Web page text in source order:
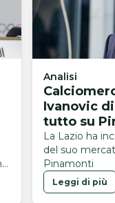
Analisi
Ivanovic
tutto su
La Lazio ha
del suo
Pinamonti
Leggi di più